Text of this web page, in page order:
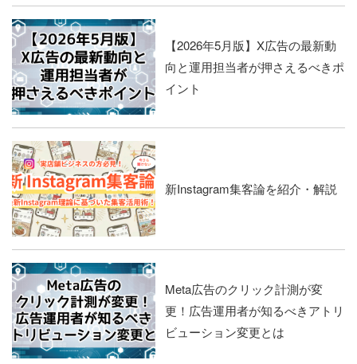
【2026年5月版】X広告の最新動
向と運用担当者が押さえるべきポ
イント
新Instagram集客論を紹介・解説
Meta広告のクリック計測が変
更！広告運用者が知るべきアトリ
ビューション変更とは